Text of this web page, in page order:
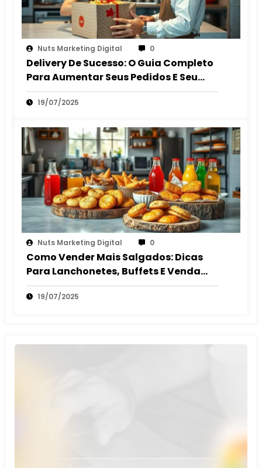
Nuts Marketing Digital 0
Delivery De Sucesso: O Guia Completo
Para Aumentar Seus Pedidos E Seu
Lucro
19/07/2025
Nuts Marketing Digital 0
Como Vender Mais Salgados: Dicas
Para Lanchonetes, Buffets E Venda
Autônoma
19/07/2025